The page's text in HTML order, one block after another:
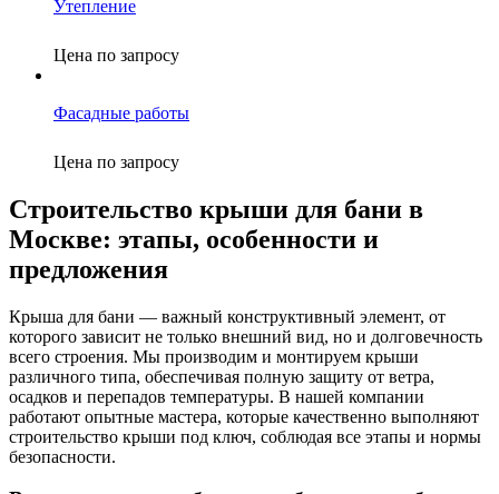
Утепление
Цена по запросу
Фасадные работы
Цена по запросу
Строительство крыши для бани в
Москве: этапы, особенности и
предложения
Крыша для бани — важный конструктивный элемент, от
которого зависит не только внешний вид, но и долговечность
всего строения. Мы производим и монтируем крыши
различного типа, обеспечивая полную защиту от ветра,
осадков и перепадов температуры. В нашей компании
работают опытные мастера, которые качественно выполняют
строительство крыши под ключ, соблюдая все этапы и нормы
безопасности.